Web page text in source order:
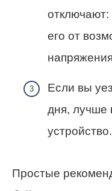
отключают:
его от
Если вы
дня, лучше
устройство.
Простые